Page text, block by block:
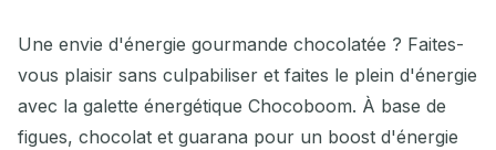
Une envie d'énergie gourmande chocolatée ? Faites-
vous plaisir sans culpabiliser et faites le plein d'énergie
avec la galette énergétique Chocoboom. À base de
figues, chocolat et guarana pour un boost d'énergie